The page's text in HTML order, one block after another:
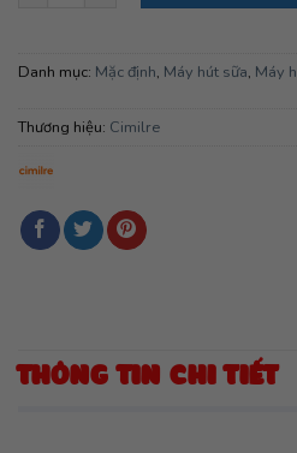
Danh mục: Mặc định, Máy hút sữa, Máy
Thương hiệu: Cimilre
THÔNG TIN CHI TIẾT